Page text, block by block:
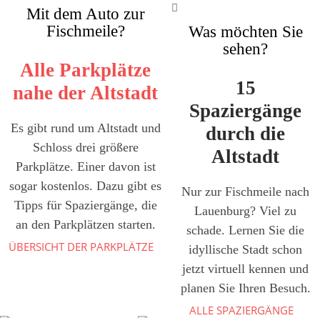
Mit dem Auto zur
Fischmeile?
Alle Parkplätze
nahe der Altstadt
Es gibt rund um Altstadt und
Schloss drei größere
Parkplätze. Einer davon ist
sogar kostenlos. Dazu gibt es
Tipps für Spaziergänge, die
an den Parkplätzen starten.
ÜBERSICHT DER PARKPLÄTZE
Was möchten Sie
sehen?
15
Spaziergänge
durch die
Altstadt
Nur zur Fischmeile nach
Lauenburg? Viel zu
schade. Lernen Sie die
idyllische Stadt schon
jetzt virtuell kennen und
planen Sie Ihren Besuch.
ALLE SPAZIERGÄNGE